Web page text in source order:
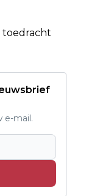
toedracht
e-mail.